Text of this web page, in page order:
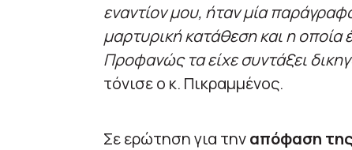
εναντίον μου, ήταν μία
μαρτυρική κατάθεση και η οποία
Προφανώς τα είχε συντάξει
τόνισε ο κ. Πικραμμένος.
Σε ερώτηση για τηναπόφαση της